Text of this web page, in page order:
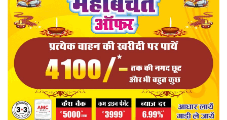
व्यापार
संपादकीय
रोजगार
राजनीति